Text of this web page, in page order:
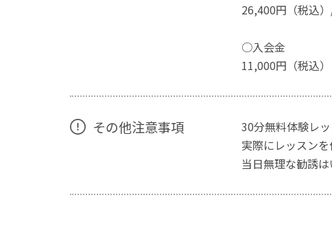
26,400円（税込
○入会金
11,000円（税込）
その他注意事項
30分無料体験レッ
実際にレッスン
当日無理な勧誘は